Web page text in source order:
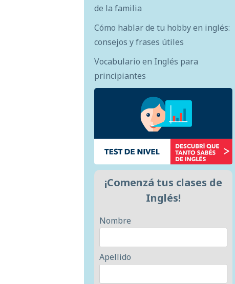
de la familia
Cómo hablar de tu hobby en inglés:
consejos y frases útiles
Vocabulario en Inglés para
principiantes
¡Comenzá tus clases de
Inglés!
Nombre
Apellido